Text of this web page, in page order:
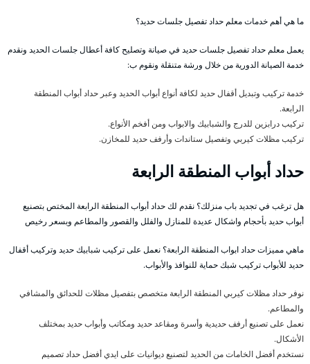
ما هي أهم خدمات معلم حداد تفصيل جلسات حديد؟
يعمل معلم حداد تفصيل جلسات حديد في صيانة وتصليح كافة أعطال جلسات الحديد ونقدم
خدمة الصيانة الدورية من خلال ورشة متنقلة ونقوم ب:
خدمة تركيب وتبديل أقفال حديد لكافة أنواع أبواب الحديد وعبر حداد أبواب المنطقة
الرابعة.
تركيب درابزين للدرج والشبابيك والابواب ومن أفخم الأنواع.
تركيب مظلات كيربي وتفصيل ستاندات وأرفف حديد للمخازن.
حداد أبواب المنطقة الرابعة
هل ترغب في تجديد باب منزلك؟ نقدم لك حداد أبواب المنطقة الرابعة المختص بتصنيع
أبواب حديد بأحجام واشكال عديدة للمنازل والفلل والقصور والمطاعم وبسعر رخيص
ماهي مميزات حداد ابواب المنطقة الرابعة؟ نعمل على تركيب شبابيك حديد وتركيب أقفال
حديد للأبواب تركيب شبك حماية للنوافذ والأبواب.
نوفر حداد مظلات كيربي المنطقة الرابعة متخصص بتفصيل مظلات للحدائق والمشافي
والمطاعم.
نعمل على تصنيع أرفف حديدية وأسرة ومقاعد حديد ومكاتب وأبواب حديد بمختلف
الأشكال.
نستخدم أفضل الخامات من الحديد لتصنيع ديوانيات على ايدي أفضل حداد تصميم